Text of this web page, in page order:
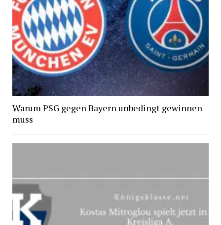
Warum PSG gegen Bayern unbedingt gewinnen
muss